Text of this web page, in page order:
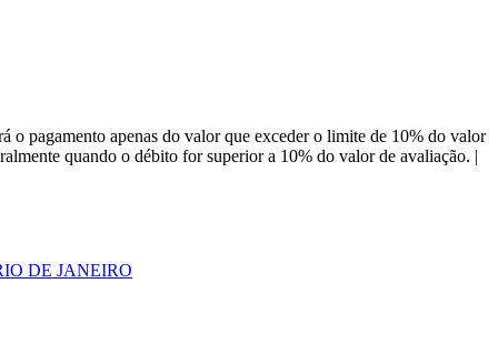
pagamento apenas do valor que exceder o limite de 10% do valor
quando o débito for superior a 10% do valor de avaliação. |
DE JANEIRO